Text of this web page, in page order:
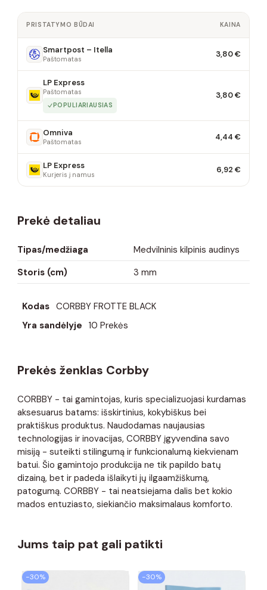
PRISTATYMO BŪDAI KAINA
Smartpost – Itella
Paštomatas 3,80 €
LP Express
Paštomatas
POPULIARIAUSIAS
3,80 €
Omniva
Paštomatas 4,44 €
LP Express
Kurjeris į namus 6,92 €
Prekė detaliau
Tipas/medžiaga
Medvilninis kilpinis audinys
Storis (cm)
3 mm
Kodas CORBBY FROTTE BLACK
Yra sandėlyje 10 Prekės
Prekės ženklas Corbby
CORBBY - tai gamintojas, kuris specializuojasi kurdamas
aksesuarus batams: išskirtinius, kokybiškus bei
praktiškus produktus. Naudodamas naujausias
technologijas ir inovacijas, CORBBY įgyvendina savo
misiją - suteikti stilingumą ir funkcionalumą kiekvienam
batui. Šio gamintojo produkcija ne tik papildo batų
dizainą, bet ir padeda išlaikyti jų ilgaamžiškumą,
patogumą. CORBBY - tai neatsiejama dalis bet kokio
mados entuziasto, siekiančio maksimalaus komforto.
Jums taip pat gali patikti
−30% −30%